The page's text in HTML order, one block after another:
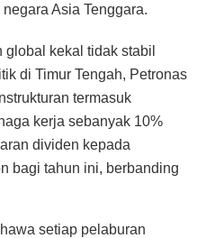
Asia Tenggara.
global kekal tidak stabil
di Timur Tengah, Petronas
termasuk
kerja sebanyak 10%
dividen kepada
bagi tahun ini, berbanding
setiap pelaburan